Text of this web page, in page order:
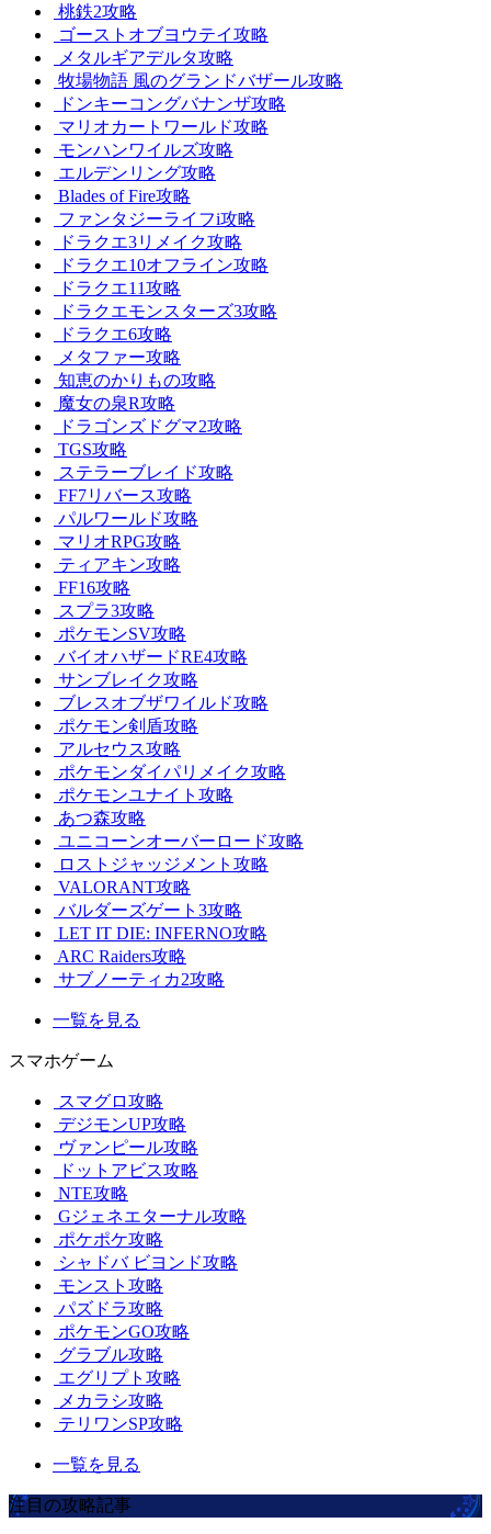
桃鉄2攻略
ゴーストオブヨウテイ攻略
メタルギアデルタ攻略
牧場物語 風のグランドバザール攻略
ドンキーコングバナンザ攻略
マリオカートワールド攻略
モンハンワイルズ攻略
エルデンリング攻略
Blades of Fire攻略
ファンタジーライフi攻略
ドラクエ3リメイク攻略
ドラクエ10オフライン攻略
ドラクエ11攻略
ドラクエモンスターズ3攻略
ドラクエ6攻略
メタファー攻略
知恵のかりもの攻略
魔女の泉R攻略
ドラゴンズドグマ2攻略
TGS攻略
ステラーブレイド攻略
FF7リバース攻略
パルワールド攻略
マリオRPG攻略
ティアキン攻略
FF16攻略
スプラ3攻略
ポケモンSV攻略
バイオハザードRE4攻略
サンブレイク攻略
ブレスオブザワイルド攻略
ポケモン剣盾攻略
アルセウス攻略
ポケモンダイパリメイク攻略
ポケモンユナイト攻略
あつ森攻略
ユニコーンオーバーロード攻略
ロストジャッジメント攻略
VALORANT攻略
バルダーズゲート3攻略
LET IT DIE: INFERNO攻略
ARC Raiders攻略
サブノーティカ2攻略
一覧を見る
スマホゲーム
スマグロ攻略
デジモンUP攻略
ヴァンピール攻略
ドットアビス攻略
NTE攻略
Gジェネエターナル攻略
ポケポケ攻略
シャドバ ビヨンド攻略
モンスト攻略
パズドラ攻略
ポケモンGO攻略
グラブル攻略
エグリプト攻略
メカラシ攻略
テリワンSP攻略
一覧を見る
注目の攻略記事